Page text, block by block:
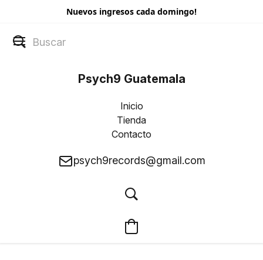
Nuevos ingresos cada domingo!
Psych9 Guatemala
Inicio
Tienda
Contacto
psych9records@gmail.com